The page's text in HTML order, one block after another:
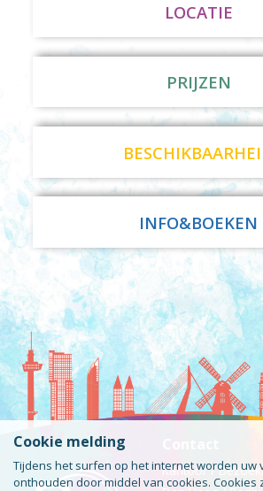
LOCATIE
PRIJZEN
INFO&BOEKEN
Kantoor /
Cookie melding
Tijdens het surfen op het internet worden uw
onthouden door middel van cookies. Cookies